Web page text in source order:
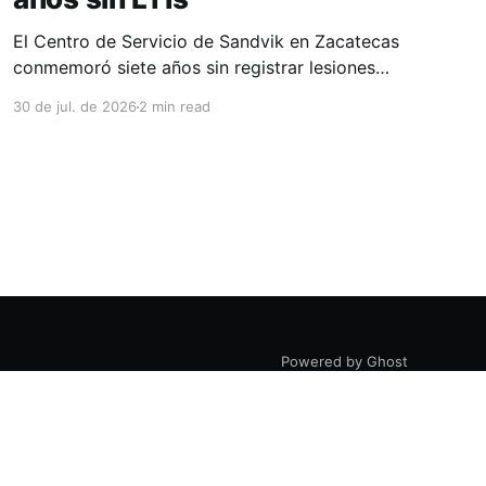
El Centro de Servicio de Sandvik en Zacatecas
conmemoró siete años sin registrar lesiones
la consolidación de una cultura de seguridad
30 de jul. de 20262 min read
Powered by Ghost